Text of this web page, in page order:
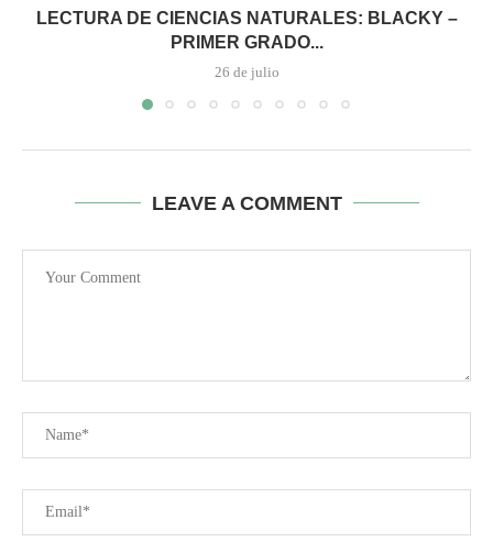
LECTURA DE CIENCIAS NATURALES: BLACKY –
PRIMER GRADO...
26 de julio
LEAVE A COMMENT